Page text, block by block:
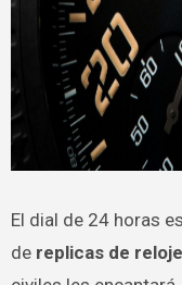
El dial de 24 horas
de replicas de